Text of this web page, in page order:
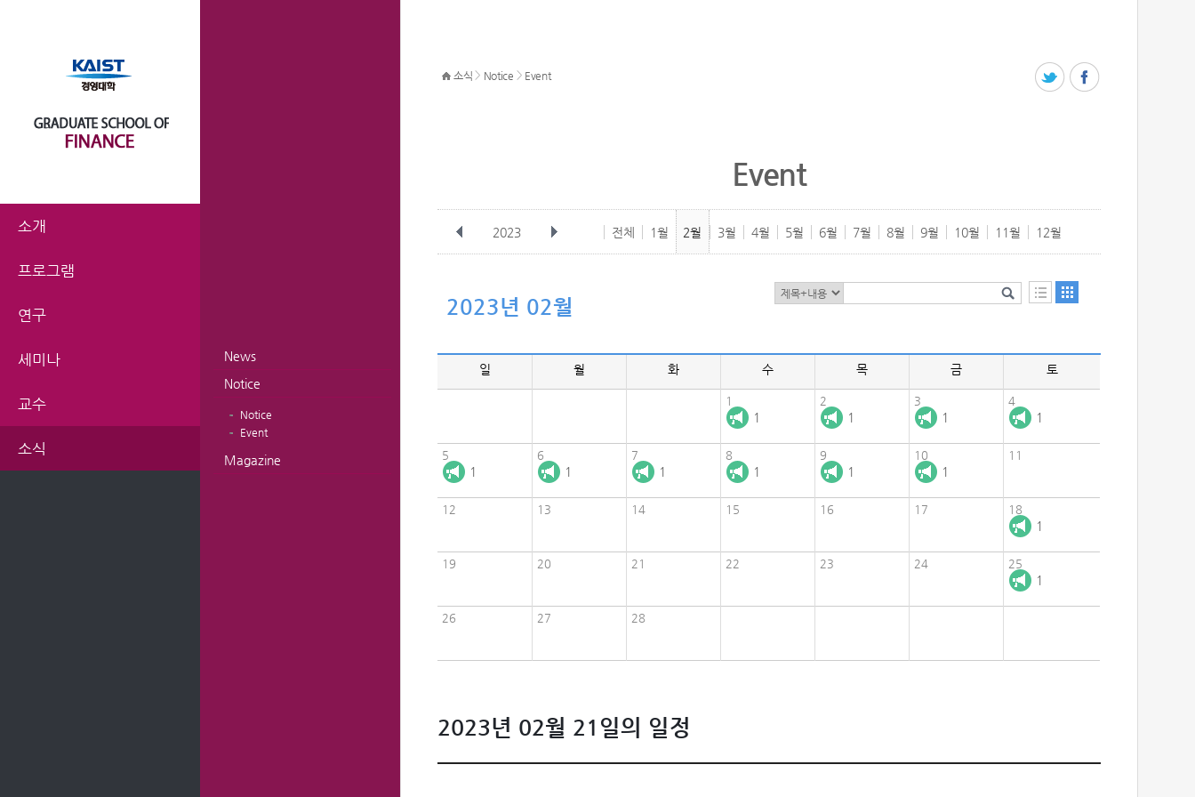
소개
프로그램
연구
세미나
교수
소식
News
Notice
Notice
Event
Magazine
소식 > Notice > Event
Event
2023 전체 1월 2월 3월 4월 5월 6월 7월 8월 9월 10월 11월 12월
2023년 02월
일 월 화 수 목 금 토
1
1
2
1
3
1
4
1
5
1
6
1
7
1
8
1
9
1
10
1
11
12 13 14 15 16 17 18
1
19 20 21 22 23 24 25
1
26 27 28
2023년 02월 21일의 일정